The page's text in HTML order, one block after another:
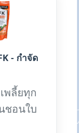
- กำจัด
พลี้ยทุก
ชอนใบ